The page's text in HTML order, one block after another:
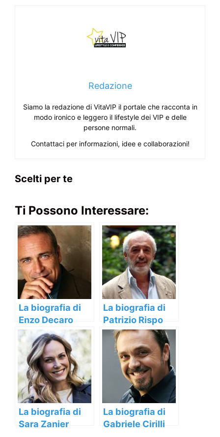
Redazione
Siamo la redazione di VitaVIP il portale che racconta in
modo ironico e leggero il lifestyle dei VIP e delle
persone normali.
Contattaci per informazioni, idee e collaborazioni!
Scelti per te
Ti Possono Interessare:
La biografia di
Enzo Decaro
La biografia di
Patrizio Rispo
La biografia di
Sara Zanier
La biografia di
Gabriele Cirilli